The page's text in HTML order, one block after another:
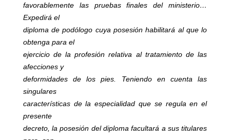
favorablemente las pruebas finales del ministerio…
Expedirá el
diploma de podólogo cuya posesión habilitará al que lo
obtenga para el
ejercicio de la profesión relativa al tratamiento de las
afecciones y
deformidades de los pies. Teniendo en cuenta las
singulares
características de la especialidad que se regula en el
presente
decreto, la posesión del diploma facultará a sus titulares